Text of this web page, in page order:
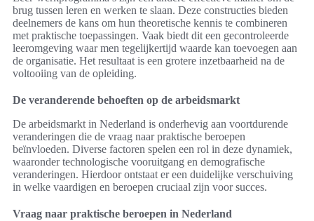
brug tussen leren en werken te slaan. Deze constructies bieden
deelnemers de kans om hun theoretische kennis te combineren
met praktische toepassingen. Vaak biedt dit een gecontroleerde
leeromgeving waar men tegelijkertijd waarde kan toevoegen aan
de organisatie. Het resultaat is een grotere inzetbaarheid na de
voltooiing van de opleiding.
De veranderende behoeften op de arbeidsmarkt
De arbeidsmarkt in Nederland is onderhevig aan voortdurende
veranderingen die de vraag naar praktische beroepen
beïnvloeden. Diverse factoren spelen een rol in deze dynamiek,
waaronder technologische vooruitgang en demografische
veranderingen. Hierdoor ontstaat er een duidelijke verschuiving
in welke vaardigen en beroepen cruciaal zijn voor succes.
Vraag naar praktische beroepen in Nederland